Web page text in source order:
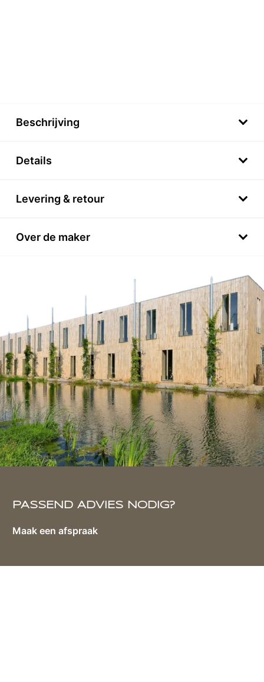
Beschrijving
Details
Levering & retour
Over de maker
PASSEND ADVIES NODIG?
Maak een afspraak